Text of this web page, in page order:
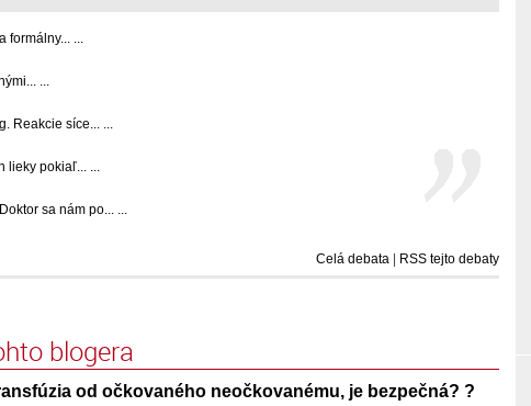
...
...
Reakcie síce... ...
pokiaľ... ...
sa nám po... ...
Celá debata | RSS tejto debaty
blogera
od očkovaného neočkovanému, je bezpečná? ?